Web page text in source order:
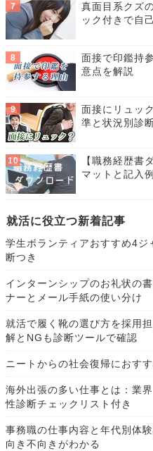
真面目系クズ
ック付きで自
面接で印鑑持
意点を解説
面接にリュッ
準と状況別診
【職務経歴書
マットと記入例
就活に役立つ新着記事
学生ボランティアおすすめ4
断つき
インターンシップのお礼状の
ナーとメール手紙の使い分け
就活で履く靴の選び方を採用
解とNGも診断ツールで確認
ニートからの社会復帰におす
海外出張の多い仕事とは：業
性診断チェックリスト付き
事務職の仕事内容と年代別体
向き不向きがわかる